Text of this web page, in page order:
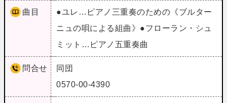
曲目
●ユレ…ピアノ三重奏のための《ブルター
ニュの唄による組曲》●フローラン・シュ
ミット…ピアノ五重奏曲
問合せ
同団
0570-00-4390